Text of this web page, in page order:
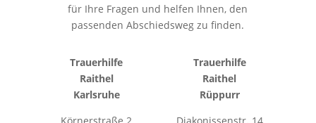
für Ihre Fragen und helfen Ihnen, den
passenden Abschiedsweg zu finden.
Trauerhilfe
Raithel
Karlsruhe
Trauerhilfe
Raithel
Rüppurr